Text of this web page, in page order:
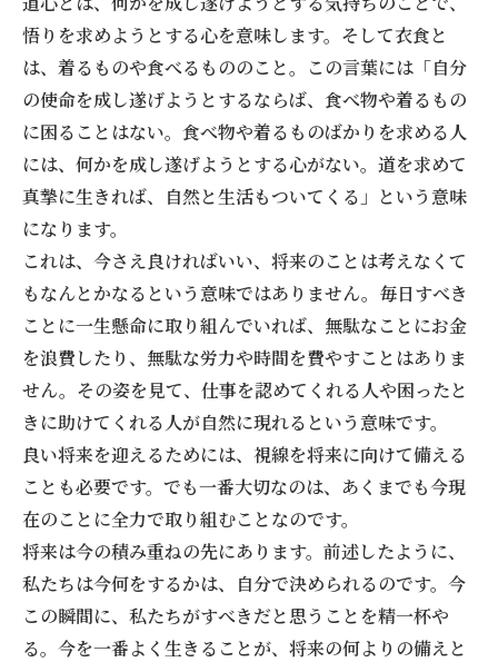
悟りを求めようとする心を意味します。そして衣食と
は、着るものや食べるもののこと。この言葉には「自分
の使命を成し遂げようとするならば、食べ物や着るもの
に困ることはない。食べ物や着るものばかりを求める人
には、何かを成し遂げようとする心がない。道を求めて
真摯に生きれば、自然と生活もついてくる」という意味
になります。
これは、今さえ良ければいい、将来のことは考えなくて
もなんとかなるという意味ではありません。毎日すべき
ことに一生懸命に取り組んでいれば、無駄なことにお金
を浪費したり、無駄な労力や時間を費やすことはありま
せん。その姿を見て、仕事を認めてくれる人や困ったと
きに助けてくれる人が自然に現れるという意味です。
良い将来を迎えるためには、視線を将来に向けて備える
ことも必要です。でも一番大切なのは、あくまでも今現
在のことに全力で取り組むことなのです。
将来は今の積み重ねの先にあります。前述したように、
私たちは今何をするかは、自分で決められるのです。今
この瞬間に、私たちがすべきだと思うことを精一杯や
る。今を一番よく生きることが、将来の何よりの備えと